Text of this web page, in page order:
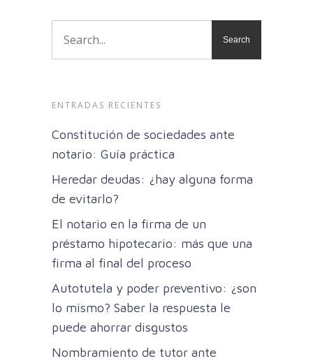
ENTRADAS RECIENTES
Constitución de sociedades ante
notario: Guía práctica
Heredar deudas: ¿hay alguna forma
de evitarlo?
El notario en la firma de un
préstamo hipotecario: más que una
firma al final del proceso
Autotutela y poder preventivo: ¿son
lo mismo? Saber la respuesta le
puede ahorrar disgustos
Nombramiento de tutor ante